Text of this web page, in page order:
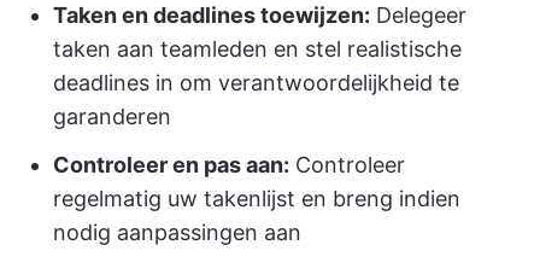
Taken en deadlines toewijzen: Delegeer
taken aan teamleden en stel realistische
deadlines in om verantwoordelijkheid te
garanderen
Controleer en pas aan: Controleer
regelmatig uw takenlijst en breng indien
nodig aanpassingen aan